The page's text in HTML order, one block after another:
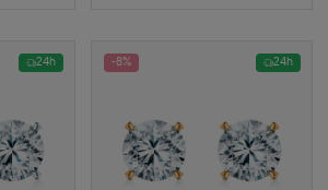
24h -8% 24h